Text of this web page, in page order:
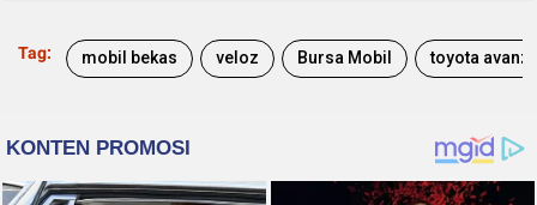
Tag: mobil bekas veloz Bursa Mobil